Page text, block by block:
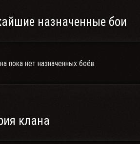
назначенные бои
пока нет назначенных боёв.
клана